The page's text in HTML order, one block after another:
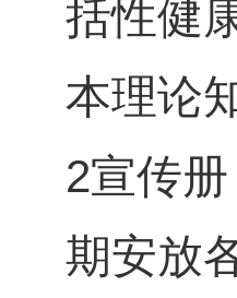
括性健
本理论
2宣传
期安放